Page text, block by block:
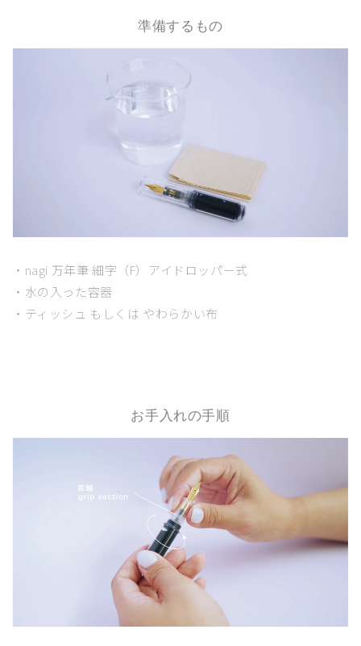
準備するもの
・nagi 万年筆 細字（F）アイドロッパー式
・水の入った容器
・ティッシュ もしくは やわらかい布
お手入れの手順